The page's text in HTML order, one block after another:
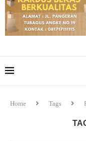
Home Tags